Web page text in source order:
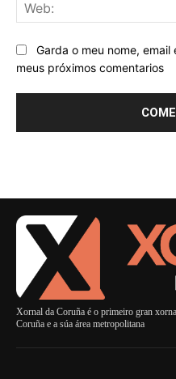
Garda o meu nome,
meus próximos comentarios
Xornal da Coruña é o primeiro gran
Coruña e a súa área metropolitana